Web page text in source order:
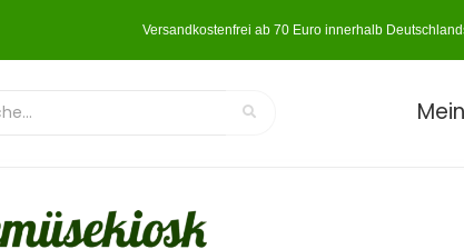
Versandkostenfrei ab 70 Euro innerhalb